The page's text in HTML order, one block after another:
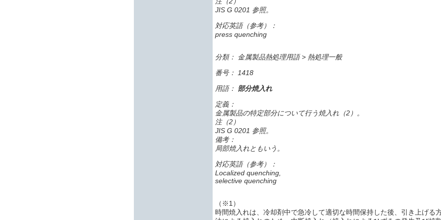
JIS G 0201 参照。
対応英語（参考）：
press quenching
分類： 金属製品熱処理用語 > 熱処理一般
番号： 1418
用語： 部分焼入れ
定義：
金属製品の特定部分について行う焼入れ（2）。
注（2）
JIS G 0201 参照。
備考：
局部焼入れともいう。
対応英語（参考）：
Localized quenching,
selective quenching
（※1）
時間焼入れは、冷却剤中で急冷して適切な時間保持した後、引き上げる